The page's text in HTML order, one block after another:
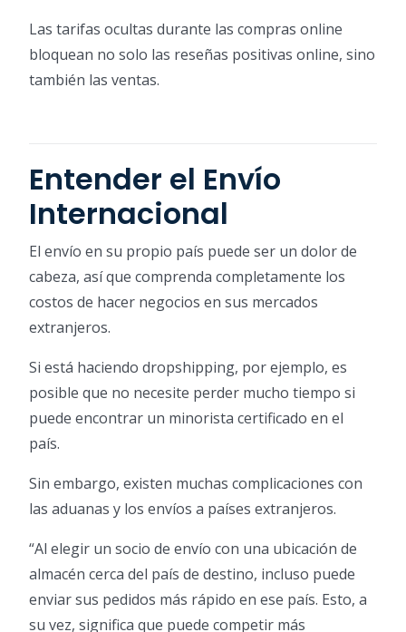
Las tarifas ocultas durante las compras online
bloquean no solo las reseñas positivas online, sino
también las ventas.
Entender el Envío
Internacional
El envío en su propio país puede ser un dolor de
cabeza, así que comprenda completamente los
costos de hacer negocios en sus mercados
extranjeros.
Si está haciendo dropshipping, por ejemplo, es
posible que no necesite perder mucho tiempo si
puede encontrar un minorista certificado en el
país.
Sin embargo, existen muchas complicaciones con
las aduanas y los envíos a países extranjeros.
“Al elegir un socio de envío con una ubicación de
almacén cerca del país de destino, incluso puede
enviar sus pedidos más rápido en ese país. Esto, a
su vez, significa que puede competir más